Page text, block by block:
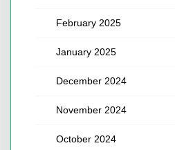
February 2025
January 2025
December 2024
November 2024
October 2024